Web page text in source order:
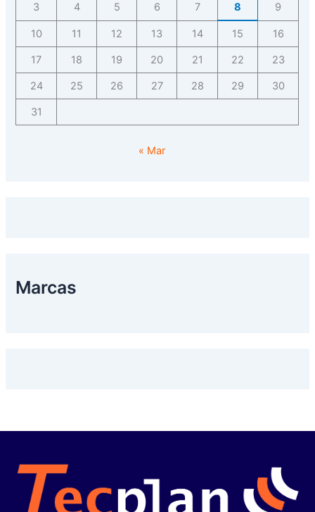
3 4 5 6 7 8 9
10 11 12 13 14 15 16
17 18 19 20 21 22 23
24 25 26 27 28 29 30
31
« Mar
Marcas